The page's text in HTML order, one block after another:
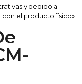
y debido a
el producto físico»